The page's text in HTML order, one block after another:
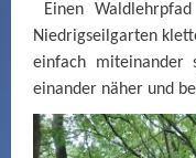
Einen
Niedrigseilgarten
einfach miteinander
einander näher und